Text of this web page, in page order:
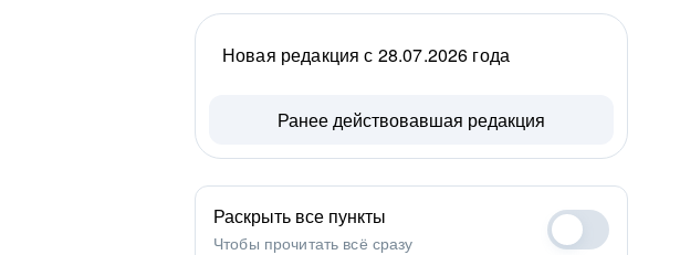
Новая редакция с 28.07.2026 года
Ранее действовавшая редакция
Раскрыть все пункты
Чтобы прочитать всё сразу